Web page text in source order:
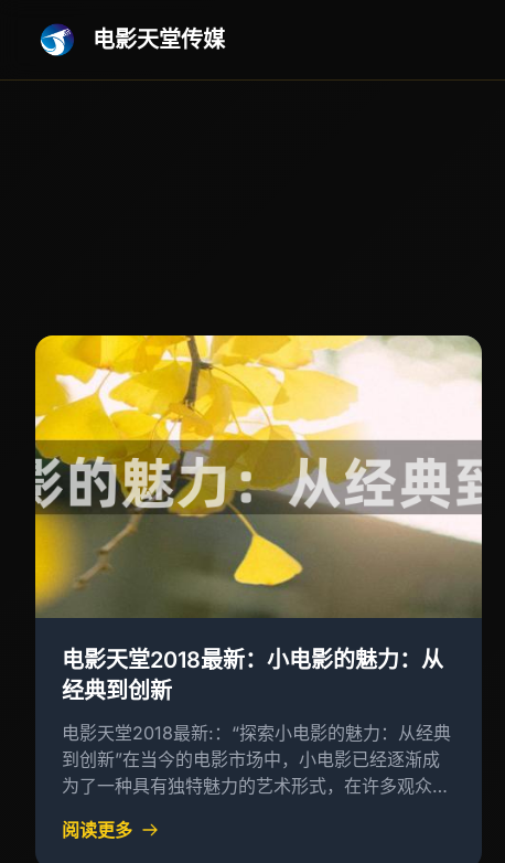
电影天堂传媒
电影天堂2018最新：小电影的魅力：从
经典到创新
电影天堂2018最新:：“探索小电影的魅力：从经典
到创新”在当今的电影市场中，小电影已经逐渐成
为了一种具有独特魅力的艺术形式，在许多观众的
得追求和欣赏的小众艺术样式
阅读更多